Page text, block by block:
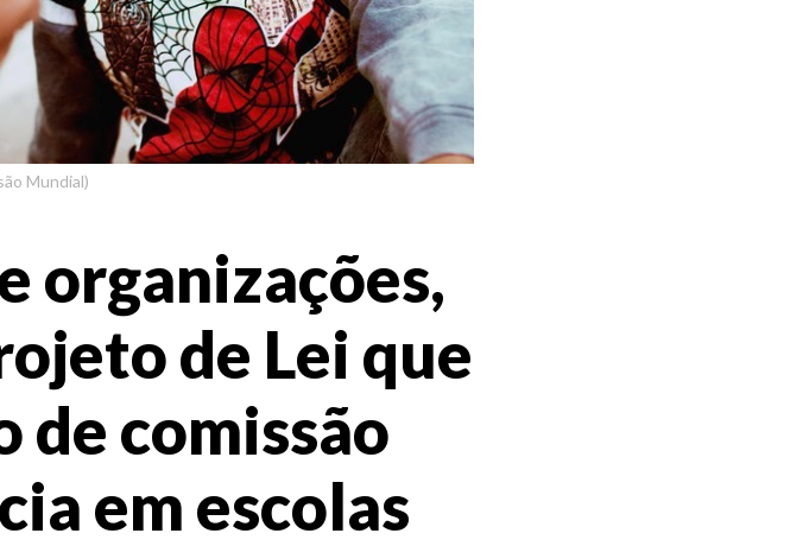
Mundial)
organizações,
de Lei que
de comissão
em escolas